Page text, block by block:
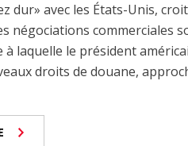
dur» avec les États-Unis,
négociations commerciales
à laquelle le président
droits de douane,